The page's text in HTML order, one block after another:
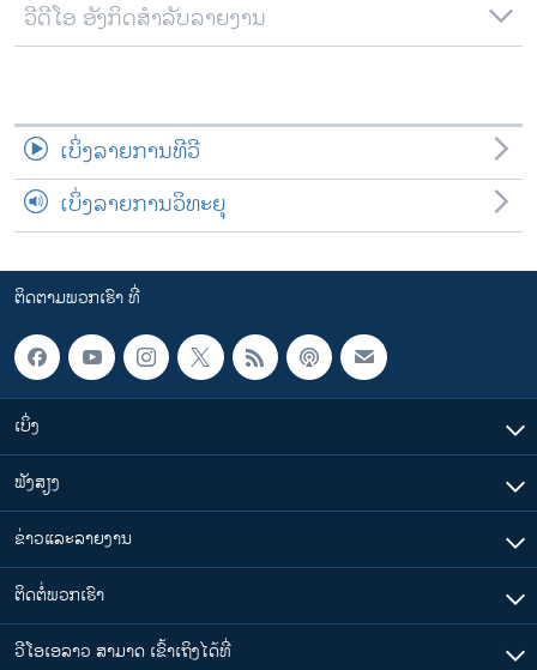
ວີດີໂອ ອັງກິດສຳລັບລາຍງານ
ເບິ່ງລາຍການທີວີ
ເບິ່ງລາຍການວິທະຍຸ
ຕິດຕາມພວກເຮົາ ທີ່
ເບິ່ງ
ຟັງສຽງ
ຂ່າວແລະລາຍງານ
ຕິດຕໍ່ພວກເຮົາ
ວີໂອເອລາວ ສາມາດ ເຂົ້າເຖິງໄດ້ທີ່